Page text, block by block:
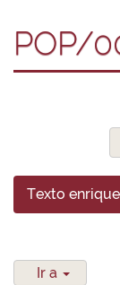
POP/
Texto
Ir a